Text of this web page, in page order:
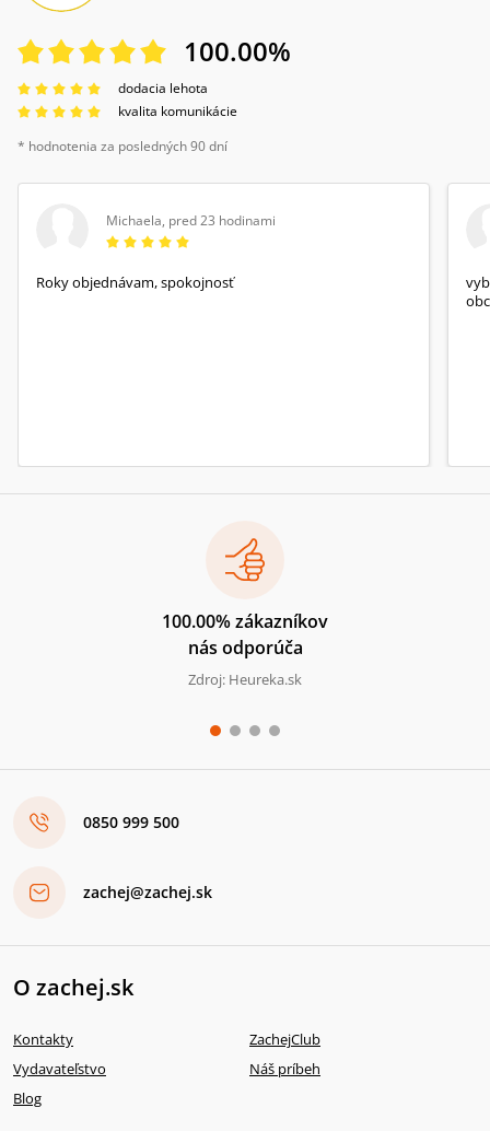
100.00%
dodacia lehota
kvalita komunikácie
* hodnotenia za posledných 90 dní
Michaela, pred 23 hodinami
Roky objednávam, spokojnosť
100.00% zákazníkov
nás odporúča
Zdroj: Heureka.sk
0850 999 500
zachej@zachej.sk
O zachej.sk
Kontakty
ZachejClub
Vydavateľstvo
Náš príbeh
Blog